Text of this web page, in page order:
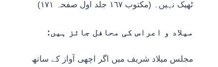
ٹھیک نہیں۔ (مکتوب ١٦٧ جلد اول صفحہ ١٧١)
میلاد و اعراس کی محافل جائز ہیں:
مجلس میلاد شریف میں اگر اچھی آواز کے ساتھ